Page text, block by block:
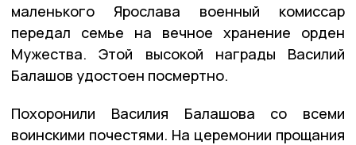
маленького Ярослава военный комиссар
передал семье на вечное хранение орден
Мужества. Этой высокой награды Василий
Балашов удостоен посмертно.
Похоронили Василия Балашова со всеми
воинскими почестями. На церемонии прощания